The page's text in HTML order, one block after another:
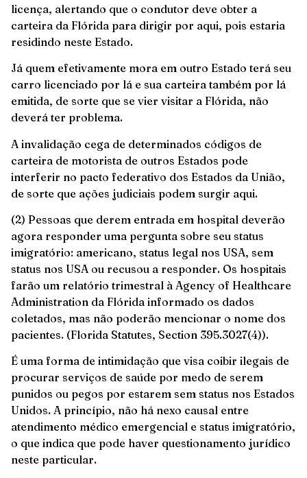
licença, alertando que o condutor deve obter a
carteira da Flórida para dirigir por aqui, pois estaria
residindo neste Estado.
Já quem efetivamente mora em outro Estado terá seu
carro licenciado por lá e sua carteira também por lá
emitida, de sorte que se vier visitar a Flórida, não
deverá ter problema.
A invalidação cega de determinados códigos de
carteira de motorista de outros Estados pode
interferir no pacto federativo dos Estados da União,
de sorte que ações judiciais podem surgir aqui.
(2) Pessoas que derem entrada em hospital deverão
agora responder uma pergunta sobre seu status
imigratório: americano, status legal nos USA, sem
status nos USA ou recusou a responder. Os hospitais
farão um relatório trimestral à Agency of Healthcare
Administration da Flórida informado os dados
coletados, mas não poderão mencionar o nome dos
pacientes. (Florida Statutes, Section 395.3027(4)).
É uma forma de intimidação que visa coibir ilegais de
procurar serviços de saúde por medo de serem
punidos ou pegos por estarem sem status nos Estados
Unidos. A princípio, não há nexo causal entre
atendimento médico emergencial e status imigratório,
o que indica que pode haver questionamento jurídico
neste particular.